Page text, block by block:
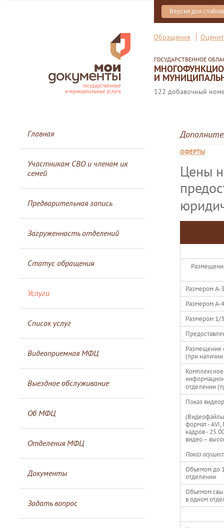
Версия для
Обращения
ГОСУДАРСТВЕННОЕ
И
122 добавочный
Главная
Участникам СВО и членам их
семей
Предварительная запись
Загруженность отделений
Статус обращения
Услуги
Список услуг
Видеоприемная МФЦ
Выездное обслуживание
Об МФЦ
Отделения МФЦ
Документы
Задать вопрос
ОФЕРТЫ
Цены
Размером А-3
Размером А-4
Размером 1/
Размещение
(при
отделении
Показ
формат - AVI,
кадров -
видео –
Показ
Объемом до
отделении
Объемом
в одном